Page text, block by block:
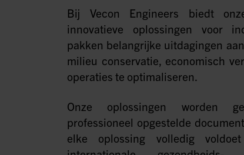
Bij Vecon Engineers biedt
innovatieve oplossingen voor
pakken belangrijke uitdagingen
milieu conservatie, economisch
operaties te optimaliseren.
Onze oplossingen worden
professioneel opgestelde
elke oplossing volledig